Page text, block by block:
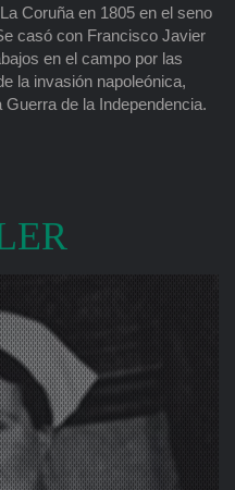
Coruña en 1805 en el seno
casó con Francisco Javier
en el campo por las
la invasión napoleónica,
de la Independencia.